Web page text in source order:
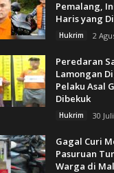
Pemalang,
Haris yang
Hukrim 2
Peredaran
Lamongan
Pelaku Asal
Dibekuk
Hukrim 30
Gagal Curi
Pasuruan
Warga di